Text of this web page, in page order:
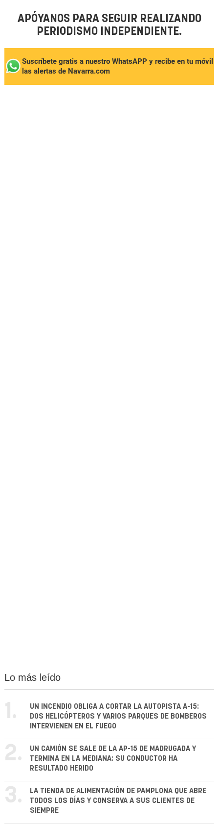
APÓYANOS PARA SEGUIR REALIZANDO
PERIODISMO INDEPENDIENTE.
Suscríbete gratis a nuestro WhatsAPP y recibe en tu móvil
las alertas de Navarra.com
Lo más leído
1.
UN INCENDIO OBLIGA A CORTAR LA AUTOPISTA A-15:
DOS HELICÓPTEROS Y VARIOS PARQUES DE BOMBEROS
INTERVIENEN EN EL FUEGO
2.
UN CAMIÓN SE SALE DE LA AP-15 DE MADRUGADA Y
TERMINA EN LA MEDIANA: SU CONDUCTOR HA
RESULTADO HERIDO
3.
LA TIENDA DE ALIMENTACIÓN DE PAMPLONA QUE ABRE
TODOS LOS DÍAS Y CONSERVA A SUS CLIENTES DE
SIEMPRE